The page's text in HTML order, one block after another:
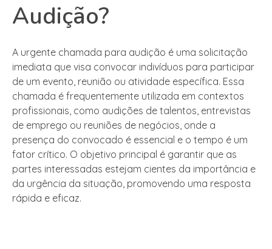
Audição?
A urgente chamada para audição é uma solicitação
imediata que visa convocar indivíduos para participar
de um evento, reunião ou atividade específica. Essa
chamada é frequentemente utilizada em contextos
profissionais, como audições de talentos, entrevistas
de emprego ou reuniões de negócios, onde a
presença do convocado é essencial e o tempo é um
fator crítico. O objetivo principal é garantir que as
partes interessadas estejam cientes da importância e
da urgência da situação, promovendo uma resposta
rápida e eficaz.